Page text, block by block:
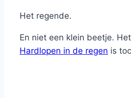
Het regende.
En niet een klein beetje.
Hardlopen in de regen is